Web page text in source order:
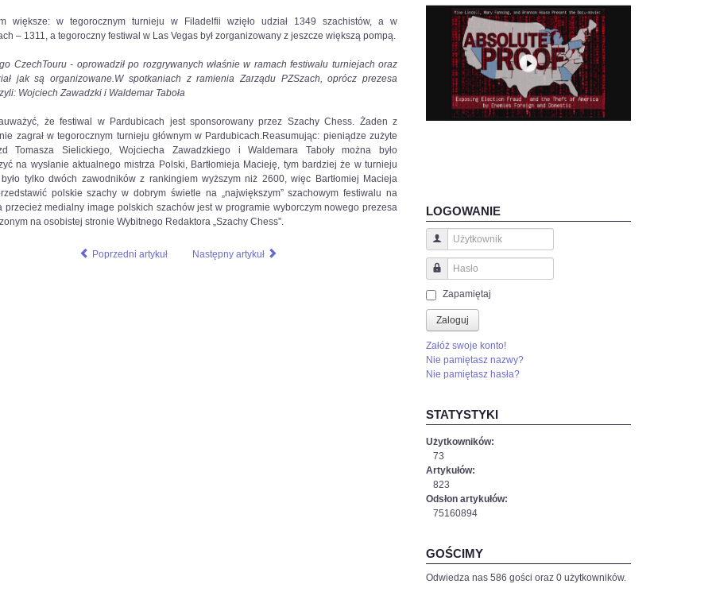
większe: w tegorocznym turnieju w Filadelfii wzięło udział 1349 szachistów, a w
– 1311, a tegoroczny festiwal w Las Vegas był zorganizowany z jeszcze większą pompą.
CzechTouru - oprowadził po rozgrywanych właśnie w ramach festiwalu turniejach oraz
jak są organizowane.W spotkaniach z ramienia Zarządu PZSzach, oprócz prezesa
Wojciech Zawadzki i Waldemar Taboła
że festiwal w Pardubicach jest sponsorowany przez Szachy Chess. Żaden z
zagrał w tegorocznym turnieju głównym w Pardubicach.Reasumując: pieniądze zużyte
Tomasza Sielickiego, Wojciecha Zawadzkiego i Waldemara Taboły można było
na wysłanie aktualnego mistrza Polski, Bartłomieja Macieję, tym bardziej że w turnieju
było tylko dwóch zawodników z rankingiem wyższym niż 2600, więc Bartłomiej Macieja
polskie szachy w dobrym świetle na „największym” szachowym festiwalu na
przecież medialny image polskich szachów jest w programie wyborczym nowego prezesa
na osobistej stronie Wybitnego Redaktora „Szachy Chess”.
Poprzedni artykuł Następny artykuł
LOGOWANIE
Użytkownik
Hasło
Zapamiętaj
Zaloguj
Załóż swoje konto!
Nie pamiętasz nazwy?
Nie pamiętasz hasła?
STATYSTYKI
Użytkowników:
73
Artykułów:
823
Odsłon artykułów:
75160894
GOŚCIMY
Odwiedza nas 586 gości oraz 0 użytkowników.